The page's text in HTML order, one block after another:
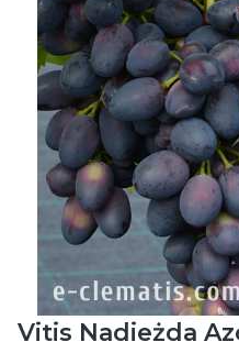
Vitis Nadieżda